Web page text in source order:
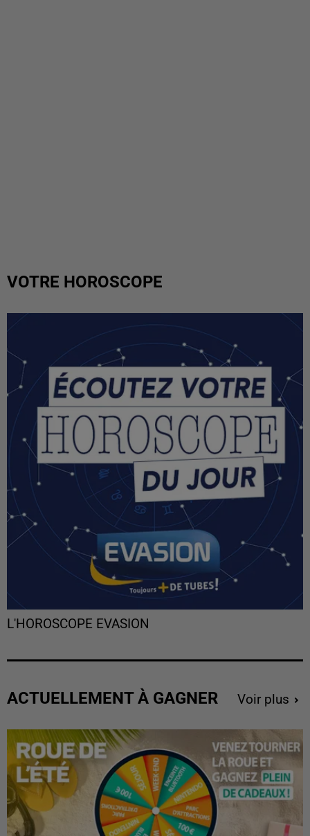
VOTRE HOROSCOPE
L'HOROSCOPE EVASION
ACTUELLEMENT À GAGNER Voir plus